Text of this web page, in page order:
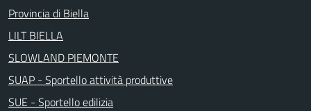
Provincia di Biella
LILT BIELLA
SLOWLAND PIEMONTE
SUAP - Sportello attività produttive
SUE - Sportello edilizia